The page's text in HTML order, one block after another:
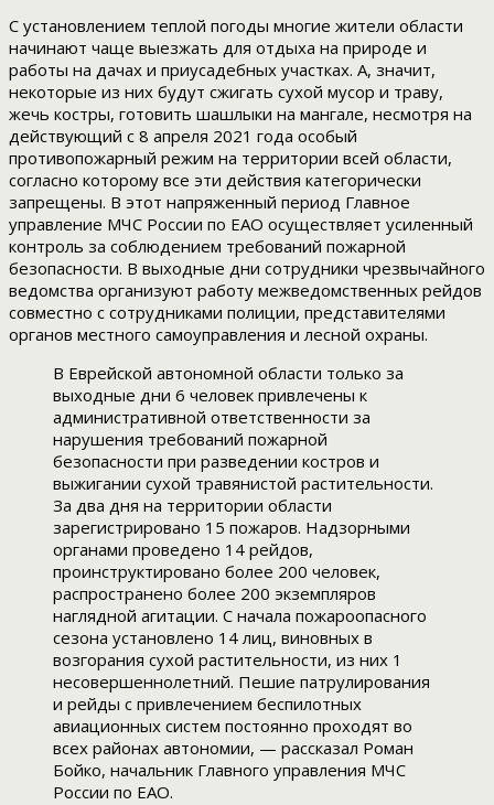
С установлением теплой погоды многие жители области
начинают чаще выезжать для отдыха на природе и
работы на дачах и приусадебных участках. А, значит,
некоторые из них будут сжигать сухой мусор и траву,
жечь костры, готовить шашлыки на мангале, несмотря на
действующий с 8 апреля 2021 года особый
противопожарный режим на территории всей области,
согласно которому все эти действия категорически
запрещены. В этот напряженный период Главное
управление МЧС России по ЕАО осуществляет усиленный
контроль за соблюдением требований пожарной
безопасности. В выходные дни сотрудники чрезвычайного
ведомства организуют работу межведомственных рейдов
совместно с сотрудниками полиции, представителями
органов местного самоуправления и лесной охраны.
В Еврейской автономной области только за
выходные дни 6 человек привлечены к
административной ответственности за
нарушения требований пожарной
безопасности при разведении костров и
выжигании сухой травянистой растительности.
За два дня на территории области
зарегистрировано 15 пожаров. Надзорными
органами проведено 14 рейдов,
проинструктировано более 200 человек,
распространено более 200 экземпляров
наглядной агитации. С начала пожароопасного
сезона установлено 14 лиц, виновных в
возгорания сухой растительности, из них 1
несовершеннолетний. Пешие патрулирования
и рейды с привлечением беспилотных
авиационных систем постоянно проходят во
всех районах автономии, — рассказал Роман
Бойко, начальник Главного управления МЧС
России по ЕАО.